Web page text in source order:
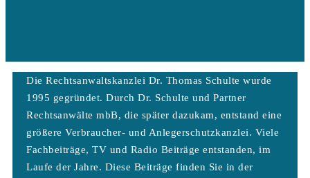
Die Rechtsanwaltskanzlei Dr. Thomas Schulte wurde
1995 gegründet. Durch Dr. Schulte und Partner
Rechtsanwälte mbB, die später dazukam, entstand eine
größere Verbraucher- und Anlegerschutzkanzlei. Viele
Fachbeiträge, TV und Radio Beiträge entstanden, im
Laufe der Jahre. Diese Beiträge finden Sie in der